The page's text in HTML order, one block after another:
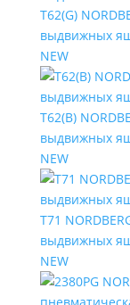
T62(G)
выдвижных
NEW
T62(B)
выдвижных
NEW
T71
выдвижных
NEW